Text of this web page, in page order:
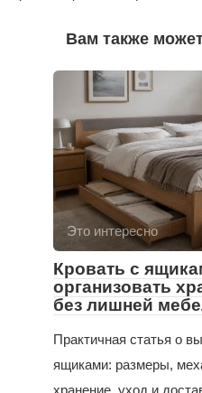
Вам также
Это интересно
Кровать с
организовать
без лишней
Практичная статья о
ящиками: размеры,
хранение, уход и